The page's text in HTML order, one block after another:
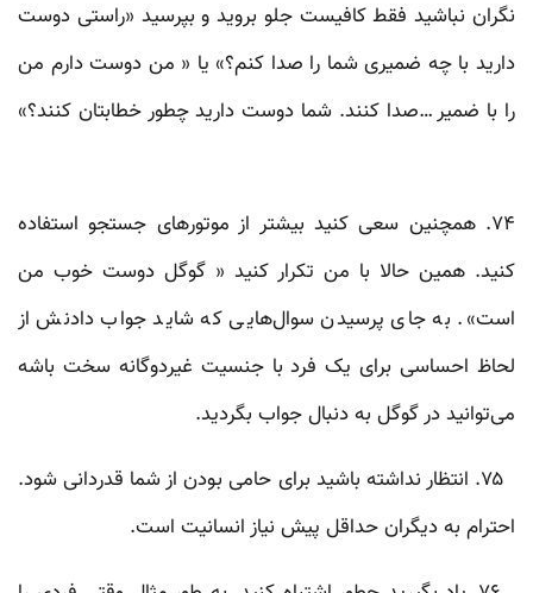
نگران نباشید فقط کافیست جلو بروید و بپرسید «راستی دوست
دارید با چه ضمیری شما را صدا کنم؟» یا « من دوست دارم من
را با ضمیر …صدا کنند. شما دوست دارید چطور خطابتان کنند؟»
۷۴. همچنین سعی کنید بیشتر از موتورهای جستجو استفاده
کنید. همین حالا با من تکرار کنید « گوگل دوست خوب من
است». به جای پرسیدن سوال‌هایی که شاید جواب دادنش از
لحاظ احساسی برای یک فرد با جنسیت غیردوگانه سخت باشه
می‌توانید در گوگل به دنبال جواب بگردید.
۷۵. انتظار نداشته باشید برای حامی بودن از شما قدردانی شود.
احترام به دیگران حداقل پیش نیاز انسانیت است.